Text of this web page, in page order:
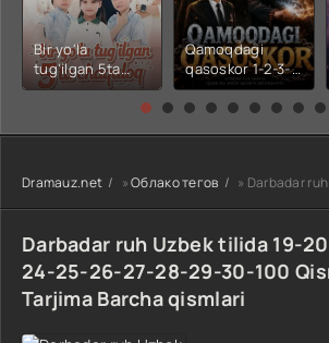
Bir yo'la
tug'ilgan 5ta
chaqaloq 1-2-3-
seriali uzbek
tilida Barcha
skachat
Qamoqdagi
qasoskor 1-2-3-
4-5-6-7-10-20-
30-50-60-70-80-
tilida Barcha
qismlar 2026 HD
Dramauz.net »Облако тегов » Darbadar ruh Uzbek tilida 19-20-21-22-
Darbadar ruh Uzbek tilida 19-
24-25-26-27-28-29-30-100
Tarjima Barcha qismlari